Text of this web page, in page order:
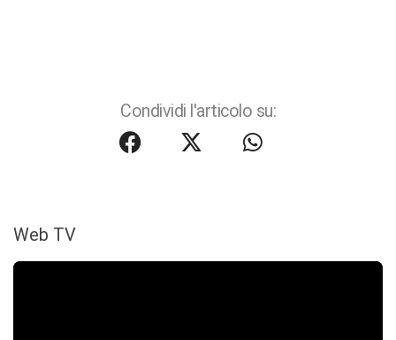
Condividi l'articolo su:
Web TV